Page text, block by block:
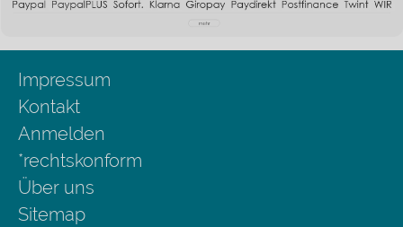
Impressum
Kontakt
Anmelden
*rechtskonform
Über uns
Sitemap